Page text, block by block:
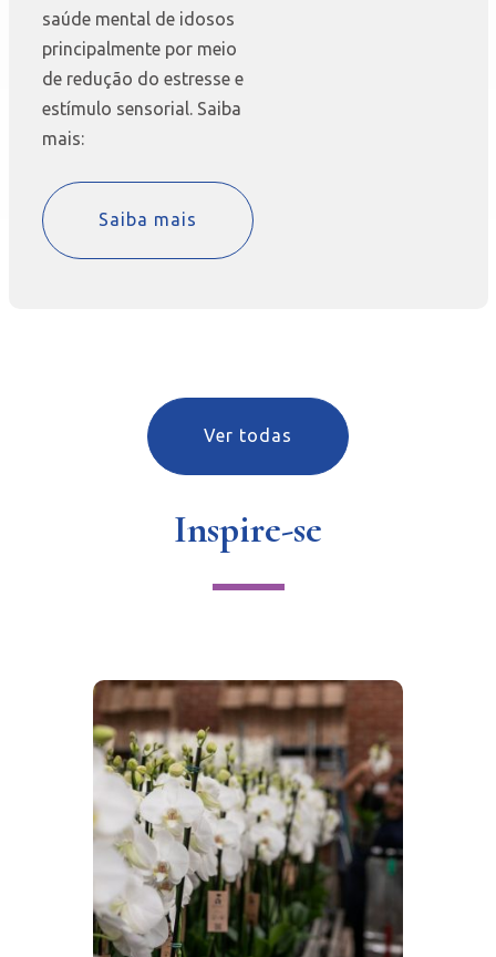
saúde mental de idosos
principalmente por meio
de redução do estresse e
estímulo sensorial. Saiba
mais:
Saiba mais
Ver todas
Inspire-se